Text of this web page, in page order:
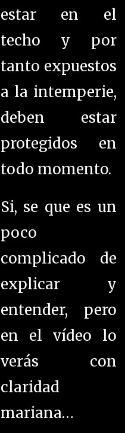
estar en el
techo y por
tanto expuestos
a la intemperie,
deben estar
protegidos en
todo momento.
Si, se que es un
poco
complicado de
explicar y
entender, pero
en el vídeo lo
verás con
claridad
mariana…